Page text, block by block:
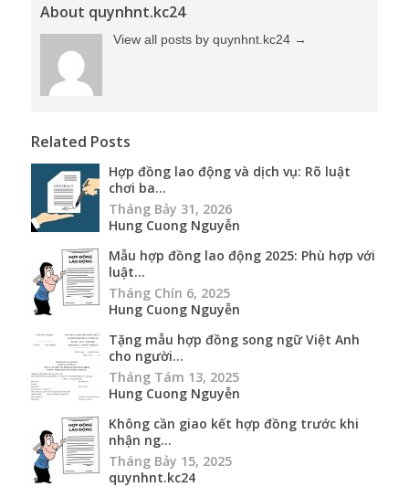
About quynhnt.kc24
View all posts by quynhnt.kc24 →
Related Posts
Hợp đồng lao động và dịch vụ: Rõ luật
chơi ba...
Tháng Bảy 31, 2026
Hung Cuong Nguyễn
Mẫu hợp đồng lao động 2025: Phù hợp với
luật...
Tháng Chín 6, 2025
Hung Cuong Nguyễn
Tặng mẫu hợp đồng song ngữ Việt Anh
cho người...
Tháng Tám 13, 2025
Hung Cuong Nguyễn
Không cần giao kết hợp đồng trước khi
nhận ng...
Tháng Bảy 15, 2025
quynhnt.kc24